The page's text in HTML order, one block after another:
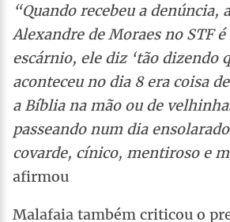
“Quando recebeu a denúncia,
Alexandre de Moraes no STF
escárnio, ele diz ‘tão dizendo
aconteceu no dia 8 era coisa
a Bíblia na mão ou de
passeando num dia
covarde, cínico, mentiroso e
afirmou
Malafaia também criticou o